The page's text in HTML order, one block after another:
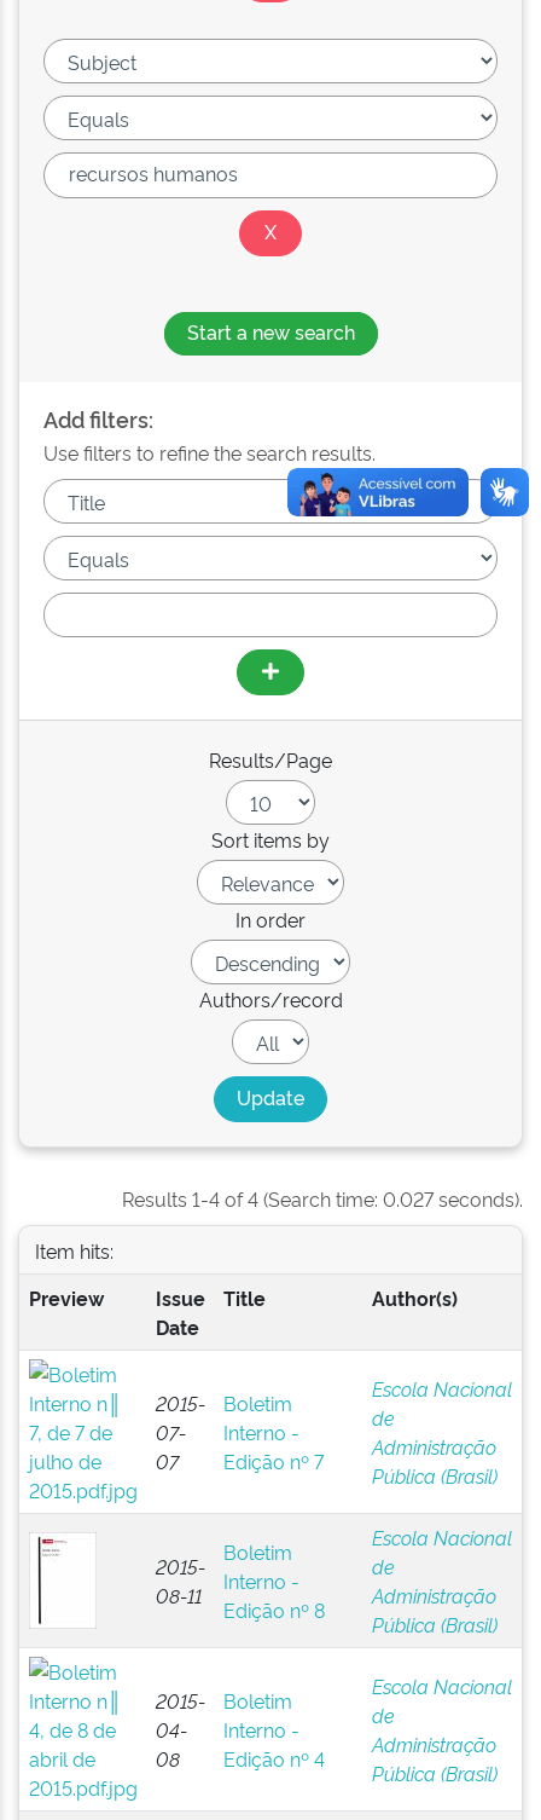
Start a new search
Add filters:
Use filters to refine the search results.
Results/Page
Sort items by
In order
Authors/record
Results 1-4 of 4 (Search time: 0.027 seconds).
Item hits:
Preview
Issue
Date
Title Author(s)
2015-
07-
07
Boletim
Interno -
Edição nº 7
Escola Nacional
de
Administração
Pública (Brasil)
2015-
08-11
Boletim
Interno -
Edição nº 8
Escola Nacional
de
Administração
Pública (Brasil)
2015-
04-
08
Boletim
Interno -
Edição nº 4
Escola Nacional
de
Administração
Pública (Brasil)